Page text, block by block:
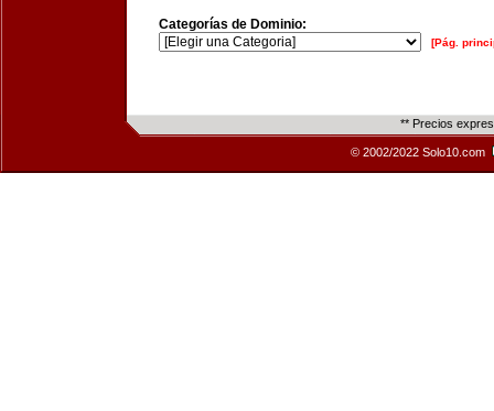
Categorías de Dominio:
[Pág.
** Precios
© 2002/2022 Solo10.com